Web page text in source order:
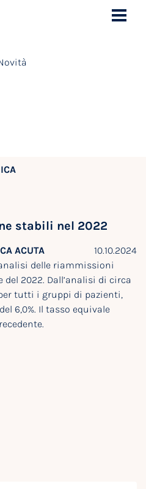
stabili nel 2022
ACUTA
10.10.2024
delle riammissioni
2022. Dall’analisi di circa
tutti i gruppi di pazienti,
6,0%. Il tasso equivale